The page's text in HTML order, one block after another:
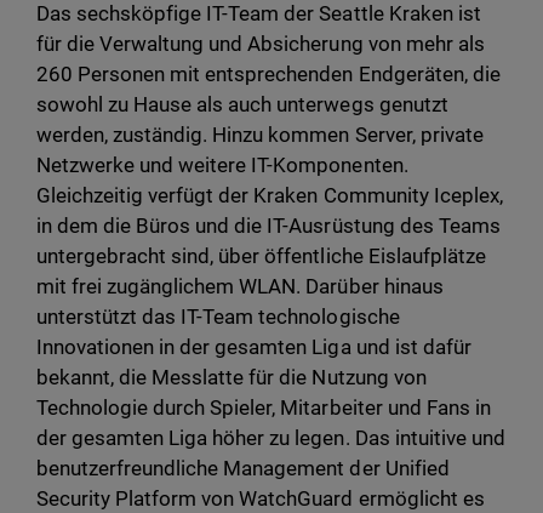
Das sechsköpfige IT-Team der Seattle Kraken ist
für die Verwaltung und Absicherung von mehr als
260 Personen mit entsprechenden Endgeräten, die
sowohl zu Hause als auch unterwegs genutzt
werden, zuständig. Hinzu kommen Server, private
Netzwerke und weitere IT-Komponenten.
Gleichzeitig verfügt der Kraken Community Iceplex,
in dem die Büros und die IT-Ausrüstung des Teams
untergebracht sind, über öffentliche Eislaufplätze
mit frei zugänglichem WLAN. Darüber hinaus
unterstützt das IT-Team technologische
Innovationen in der gesamten Liga und ist dafür
bekannt, die Messlatte für die Nutzung von
Technologie durch Spieler, Mitarbeiter und Fans in
der gesamten Liga höher zu legen. Das intuitive und
benutzerfreundliche Management der Unified
Security Platform von WatchGuard ermöglicht es